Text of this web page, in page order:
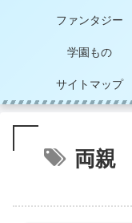
ファンタジー
学園もの
サイトマップ
両親